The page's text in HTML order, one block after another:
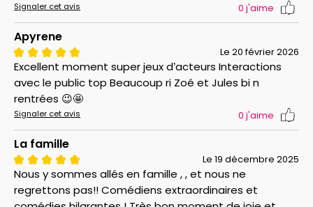
Signaler cet avis 0 j'aime
Apyrene
Le 20 février 2026
Excellent moment super jeux d’acteurs Interactions
avec le public top Beaucoup ri Zoé et Jules bi n
rentrées 😉🤩
Signaler cet avis 0 j'aime
La famille
Le 19 décembre 2025
Nous y sommes allés en famille , , et nous ne
regrettons pas!! Comédiens extraordinaires et